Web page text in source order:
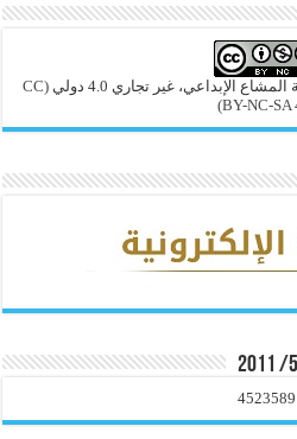
غير تجاري 4.0 دولي
(CC
BY-NC-SA
4523589